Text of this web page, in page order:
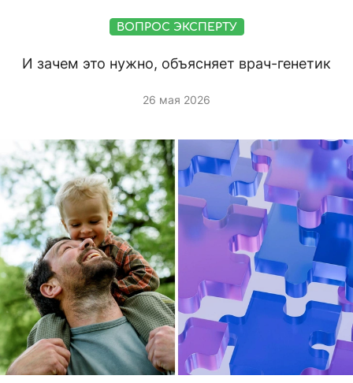
ВОПРОС ЭКСПЕРТУ
И зачем это нужно, объясняет врач-генетик
26 мая 2026